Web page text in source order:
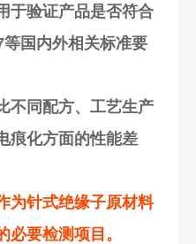
于验证产品是否符合
国内外相关标准要
不同配方、工艺生产
痕化方面的性能差
为针式绝缘子原材料
要检测项目。